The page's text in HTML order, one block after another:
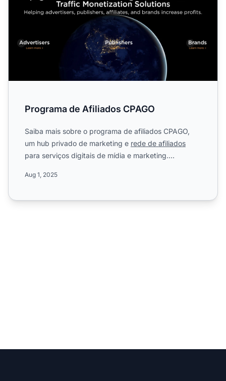
Programa de Afiliados CPAGO
Saiba mais sobre o programa de afiliados CPAGO,
um hub privado de marketing e rede de afiliados
para serviços digitais de mídia e marketing.
Aug 1, 2025